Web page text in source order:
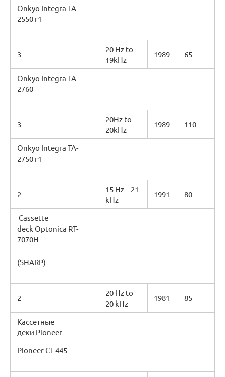
Onkyo Integra TA-
2550 r1
3
20 Hz to
19kHz
1989 65
Onkyo Integra TA-
2760
3
20Hz to
20kHz
1989 110
Onkyo Integra TA-
2750 r1
2
15 Hz – 21
kHz
1991 80
Cassette
deck Optonica RT-
7070H
(SHARP)
2
20 Hz to
20 kHz
1981 85
Кассетные
деки Pioneer
Pioneer CT-445